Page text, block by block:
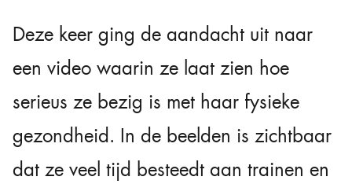
Deze keer ging de aandacht uit naar
een video waarin ze laat zien hoe
serieus ze bezig is met haar fysieke
gezondheid. In de beelden is zichtbaar
dat ze veel tijd besteedt aan trainen en